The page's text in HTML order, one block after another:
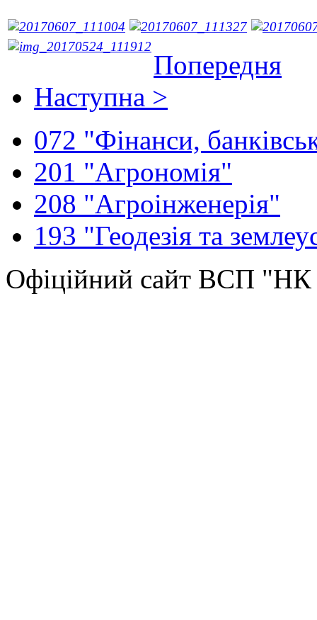
Попередня
Наступна >
072 "Фінанси,
201 "Агрономія"
208 "Агроінженерія"
193 "Геодезія та
Офіційний сайт ВСП